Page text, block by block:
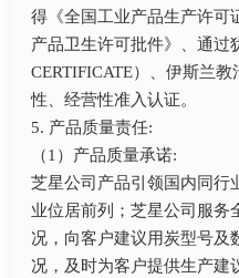
得《全国工业产品生产许可
产品卫生许可批件》、通过
CERTIFICATE）、伊斯兰
性、经营性准入认证。
5. 产品质量责任:
（1）产品质量承诺:
芝星公司产品引领国内同行
业位居前列；芝星公司服务
况，向客户建议用炭型号及
况，及时为客户提供生产建